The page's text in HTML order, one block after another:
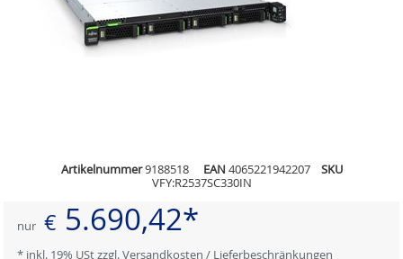
Artikelnummer9188518 EAN 4065221942207
SKU
VFY:R2537SC330IN
nur € 5.690,42*
* inkl. 19% USt zzgl.Versandkosten / Lieferbeschränkungen